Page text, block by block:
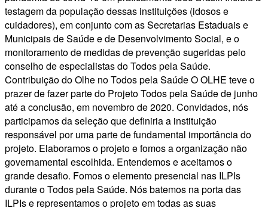
testagem da população dessas instituições (idosos e
cuidadores), em conjunto com as Secretarias Estaduais e
Municipais de Saúde e de Desenvolvimento Social, e o
monitoramento de medidas de prevenção sugeridas pelo
conselho de especialistas do Todos pela Saúde.
Contribuição do Olhe no Todos pela Saúde O OLHE teve o
prazer de fazer parte do Projeto Todos pela Saúde de junho
até a conclusão, em novembro de 2020. Convidados, nós
participamos da seleção que definiria a instituição
responsável por uma parte de fundamental importância do
projeto. Elaboramos o projeto e fomos a organização não
governamental escolhida. Entendemos e aceitamos o
grande desafio. Fomos o elemento presencial nas ILPIs
durante o Todos pela Saúde. Nós batemos na porta das
ILPIs e representamos o projeto em todas as suas